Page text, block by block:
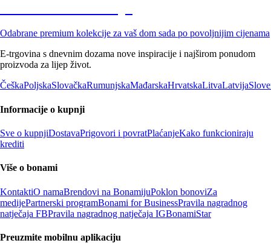
Odabrane premium kolekcije za vaš dom sada po povoljnijim cijenama
E-trgovina s dnevnim dozama nove inspiracije i najširom ponudom
proizvoda za lijep život.
ČeškaPoljskaSlovačkaRumunjskaMađarskaHrvatskaLitvaLatvija
Informacije o kupnji
Sve o kupnjiDostavaPrigovori i povratPlaćanjeKako funkcioniraju
krediti
Više o bonami
KontaktiO namaBrendovi na BonamijuPoklon bonoviZa
medijePartnerski programBonami for BusinessPravila nagradnog
natječaja FBPravila nagradnog natječaja IGBonamiStar
Preuzmite mobilnu aplikaciju